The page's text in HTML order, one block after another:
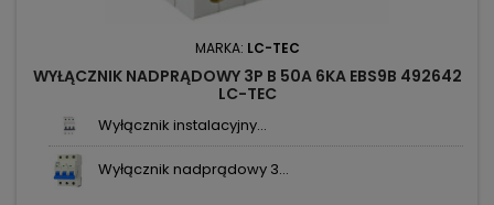
MARKA: LC-TEC
WYŁĄCZNIK NADPRĄDOWY 3P B 50A 6KA EBS9B 492642
LC-TEC
Wyłącznik instalacyjny...
Wyłącznik nadprądowy 3...